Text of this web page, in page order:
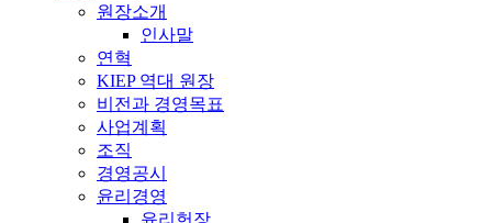
원장소개
인사말
연혁
KIEP 역대 원장
비전과 경영목표
사업계획
조직
경영공시
윤리경영
윤리헌장